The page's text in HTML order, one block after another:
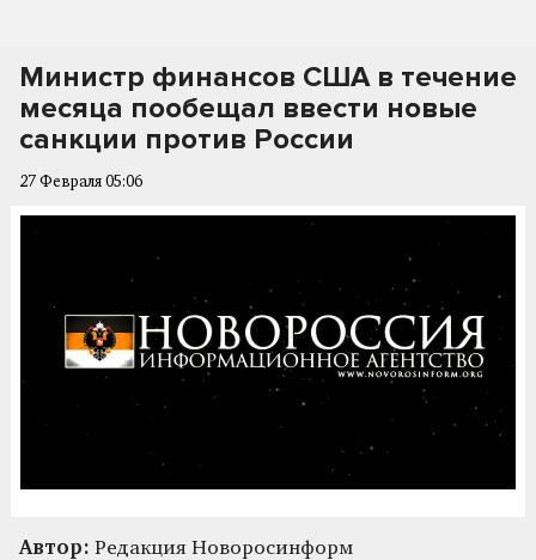
Министр финансов США в течение
месяца пообещал ввести новые
санкции против России
27 Февраля 05:06
Автор: Редакция Новоросинформ